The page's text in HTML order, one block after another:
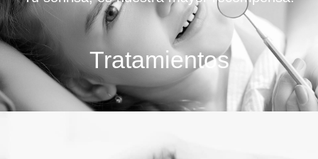
Tratamientos